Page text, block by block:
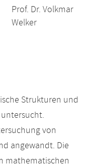
Prof. Dr. Volkmar
Welker
Strukturen und
von
angewandt. Die
mathematischen